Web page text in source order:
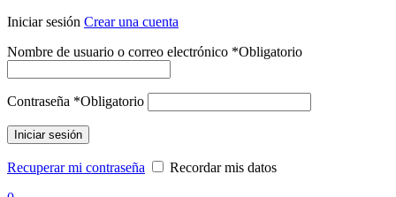
Iniciar sesión Crear una cuenta
Nombre de usuario o correo electrónico *Obligatorio
Contraseña *Obligatorio
Iniciar sesión
Recuperar mi contraseña
Recordar mis datos